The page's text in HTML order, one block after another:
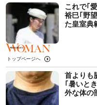
これで｢
裕巳｢野
た皇室典
トップページへ
首よりも
｢暑いと
外な体の